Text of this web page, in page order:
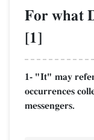
For what
[1]
1- "It" may
occurrences
messengers.